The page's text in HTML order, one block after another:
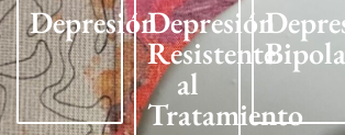
DepresiónDepresión
Resistente
al
Tratamiento